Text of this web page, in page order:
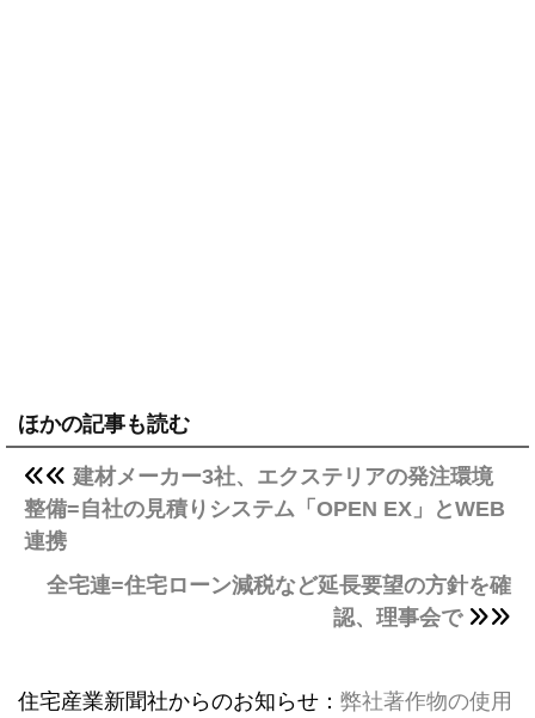
ほかの記事も読む
建材メーカー3社、エクステリアの発注環境
整備=自社の見積りシステム「OPEN EX」とWEB
連携
全宅連=住宅ローン減税など延長要望の方針を確
認、理事会で
住宅産業新聞社からのお知らせ： 弊社著作物の使用